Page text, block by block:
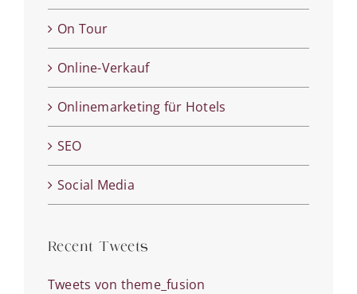
On Tour
Online-Verkauf
Onlinemarketing für Hotels
SEO
Social Media
Recent Tweets
Tweets von theme_fusion